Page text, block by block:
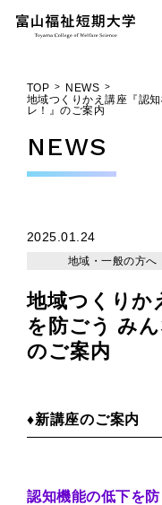
TOP
NEWS
地域つくりかえ講座『認
レ！』のご案内
NEWS
2025.01.24
地域・一般の方へ
地域つくりか
を防ごう み
のご案内
♦新講座のご案内
認知機能の低下を